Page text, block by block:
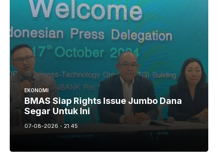
EKONOMI
BMAS Siap Rights Issue Jumbo Dana
Segar Untuk Ini
07-08-2026 - 21.45